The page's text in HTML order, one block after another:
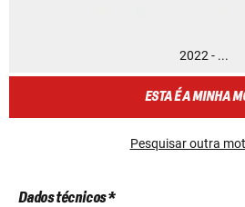
2022 - ...
ESTA É A MINHA
Pesquisar outra
Dados técnicos *